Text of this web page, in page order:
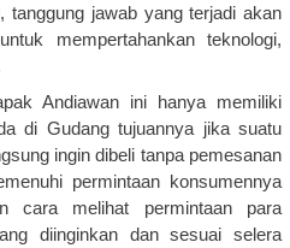
tanggung jawab yang terjadi akan
mempertahankan teknologi,
Andiawan ini hanya memiliki
di Gudang tujuannya jika suatu
ingin dibeli tanpa pemesanan
permintaan konsumennya
cara melihat permintaan para
diinginkan dan sesuai selera